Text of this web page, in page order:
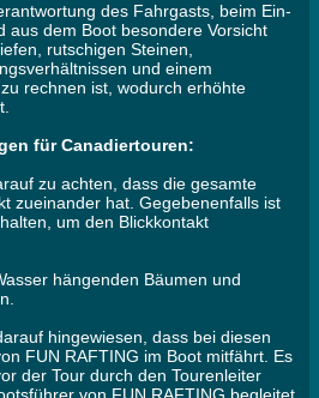
des Fahrgasts, beim Ein-
aus dem Boot besondere Vorsicht
rutschigen Steinen,
und einem
rechnen ist, wodurch erhöhte
für Canadiertouren:
zu achten, dass die gesamte
zueinander hat. Gegebenenfalls ist
um den Blickkontakt
hängenden Bäumen und
hingewiesen, dass bei diesen
FUN RAFTING im Boot mitfährt. Es
der Tour durch den Tourenleiter